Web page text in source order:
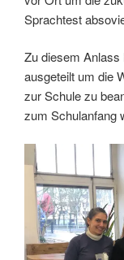
Sprachtest
Zu diesem Anlass
ausgeteilt um die
zur Schule zu
zum Schulanfang